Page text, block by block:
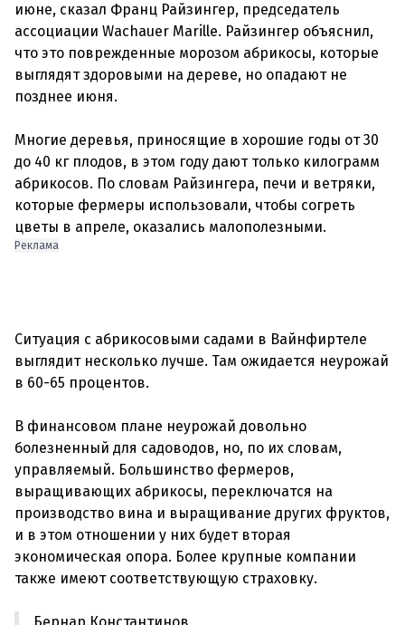
июне, сказал Франц Райзингер, председатель
ассоциации Wachauer Marille. Райзингер объяснил,
что это поврежденные морозом абрикосы, которые
выглядят здоровыми на дереве, но опадают не
позднее июня.
Многие деревья, приносящие в хорошие годы от 30
до 40 кг плодов, в этом году дают только килограмм
абрикосов. По словам Райзингера, печи и ветряки,
которые фермеры использовали, чтобы согреть
Реклама
Ситуация с абрикосовыми садами в Вайнфиртеле
выглядит несколько лучше. Там ожидается неурожай
в 60-65 процентов.
В финансовом плане неурожай довольно
болезненный для садоводов, но, по их словам,
управляемый. Большинство фермеров,
выращивающих абрикосы, переключатся на
производство вина и выращивание других фруктов,
и в этом отношении у них будет вторая
экономическая опора. Более крупные компании